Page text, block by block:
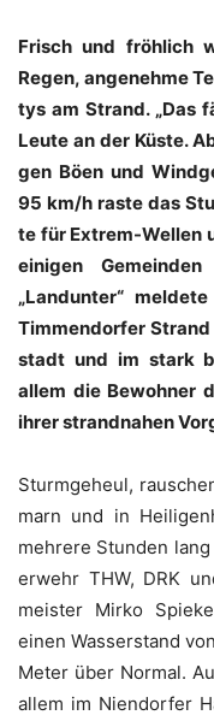
Frisch und fröh­lich
Regen, ange­neh­me
tys am Strand. „Das
Leu­te an der Küs­te.
gen Böen und
95 km/h ras­te das
te für Extrem-Wel­len
eini­gen
„Land­un­ter“
Tim­men­dor­fer
stadt und im stark
allem die Bewoh­ner
ihrer strand­na­hen
Sturm­ge­heul,
marn und in
meh­re­re Stun­den
er­wehr THW, DRK
meis­ter Mir­ko
einen Was­ser­stand
Meter über Nor­mal.
allem im Nien­dor­fer